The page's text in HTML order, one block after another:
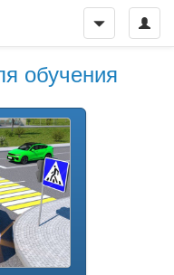
обучения